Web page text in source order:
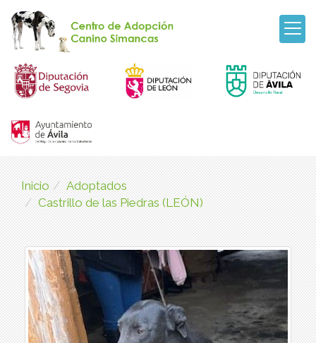
Inicio
Adoptados
Castrillo de las Piedras (LEÓN)